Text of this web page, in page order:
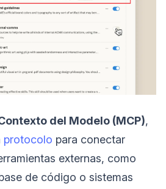
del Modelo (MCP),
protocolo para conectar
externas, como
de código o sistemas